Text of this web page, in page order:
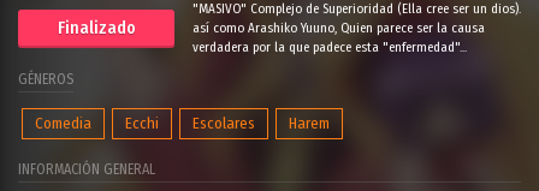
Finalizado
"MASIVO" Complejo de Superioridad (Ella cree ser un dios).
así como Arashiko Yuuno, Quien parece ser la causa
verdadera por la que padece esta "enfermedad"...
GÉNEROS
Comedia Ecchi Escolares Harem
INFORMACIÓN GENERAL